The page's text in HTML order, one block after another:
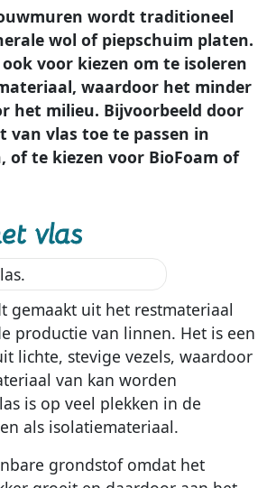
wordt traditioneel
wol of piepschuim platen.
voor kiezen om te isoleren
waardoor het minder
het milieu. Bijvoorbeeld door
van vlas toe te passen in
of te kiezen voor BioFoam of
vlas
gemaakt uit het restmateriaal
productie van linnen. Het is een
lichte, stevige vezels, waardoor
van kan worden
is op veel plekken in de
als isolatiemateriaal.
grondstof omdat het